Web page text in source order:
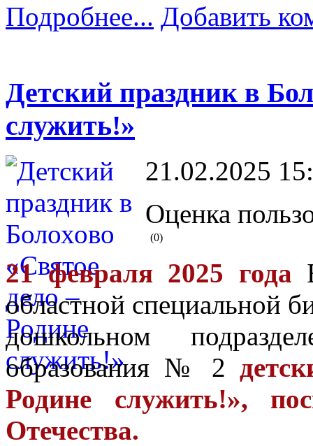
Подробнее... Добавить
Детский праздник в
служить!»
21.02.2025
Оценка
(0)
21 февраля 2025 года
областной специальной
дошкольном
образования № 2
Родине служить!»,
Отечества.